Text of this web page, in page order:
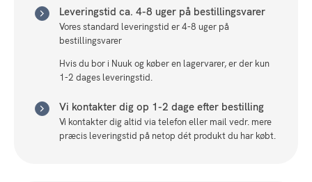
Leveringstid ca. 4-8 uger på bestillingsvarer
Vores standard leveringstid er 4-8 uger på
bestillingsvarer
Hvis du bor i Nuuk og køber en lagervarer, er der kun
1-2 dages leveringstid.
Vi kontakter dig op 1-2 dage efter bestilling
Vi kontakter dig altid via telefon eller mail vedr. mere
præcis leveringstid på netop dét produkt du har købt.